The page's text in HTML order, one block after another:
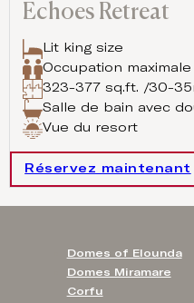
Echoes Retreat
Lit king size
Occupation
323-377 sq.ft. /30-
Salle de bain avec
Vue du resort
Réservez maintenant
Domes of Elounda
Domes Miramare
Corfu